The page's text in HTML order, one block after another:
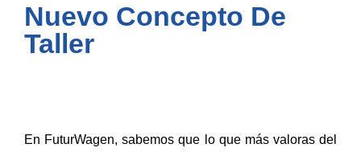
Nuevo Concepto De
Taller
En FuturWagen, sabemos que lo que más valoras del